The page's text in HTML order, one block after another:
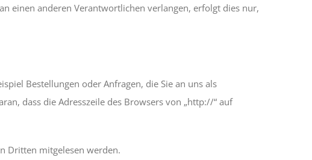
einen anderen Verantwortlichen verlangen, erfolgt dies nur,
Bestellungen oder Anfragen, die Sie an uns als
dass die Adresszeile des Browsers von „http://“ auf
Dritten mitgelesen werden.